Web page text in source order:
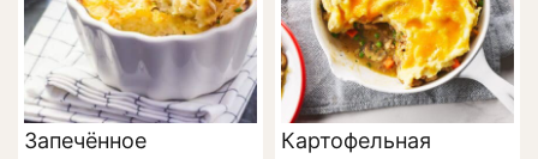
Запечённое
Картофельная